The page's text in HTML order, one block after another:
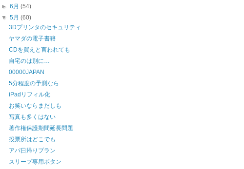
►6月(54)
▼5月(60)
3Dプリンタのセキュリティ
ヤマダの電子書籍
CDを買えと言われても
自宅のは別に…
00000JAPAN
5分程度の予測なら
iPadリフィル化
お笑いならまだしも
写真も多くはない
著作権保護期間延長問題
投票所はどこでも
アパ日帰りプラン
スリープ専用ボタン